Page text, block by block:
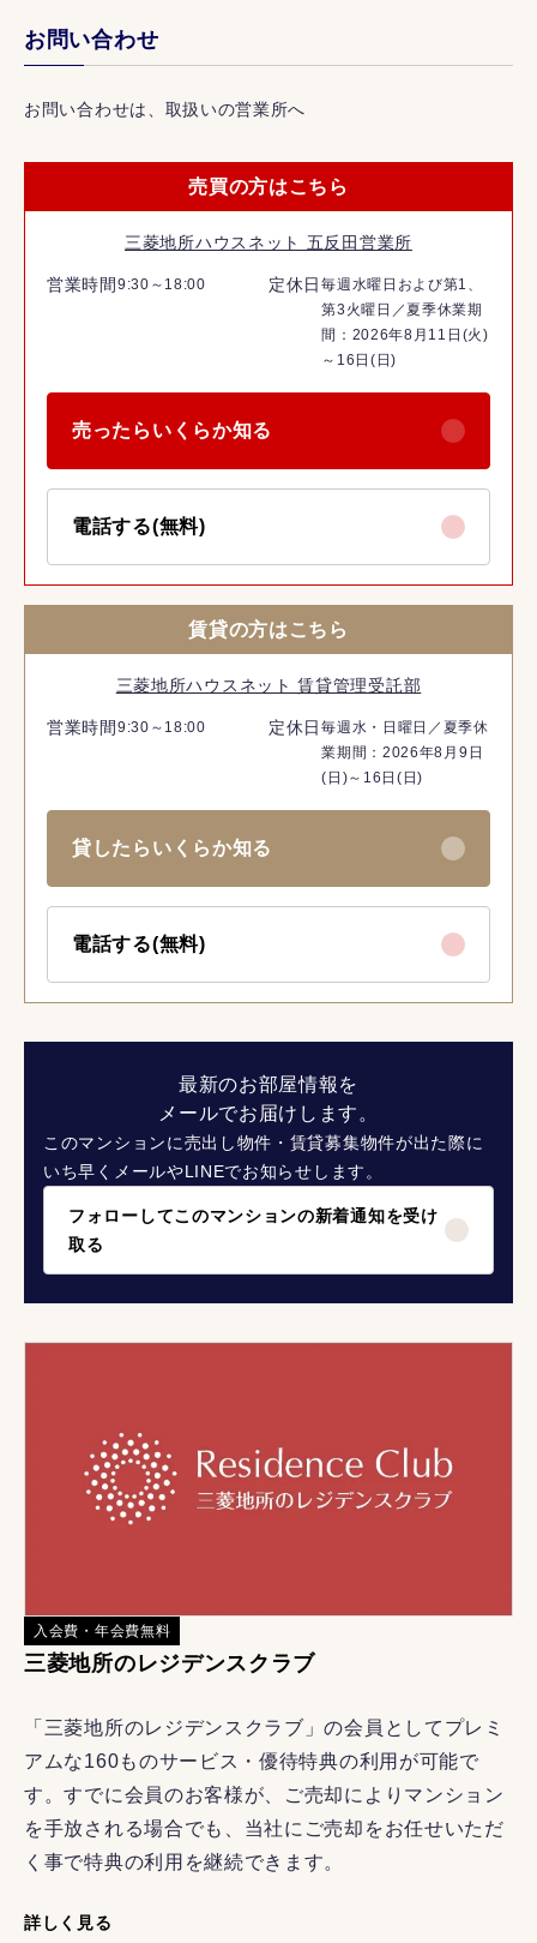
お問い合わせ
お問い合わせは、取扱いの営業所へ
売買の方はこちら
三菱地所ハウスネット 五反田営業所
営業時間9:30～18:00 定休日毎週水曜日および第1、
第3火曜日／夏季休業期
間：2026年8月11日(火)
～16日(日)
売ったらいくらか知る
電話する(無料)
賃貸の方はこちら
三菱地所ハウスネット 賃貸管理受託部
営業時間9:30～18:00 定休日毎週水・日曜日／夏季休
業期間：2026年8月9日
(日)～16日(日)
貸したらいくらか知る
電話する(無料)
最新のお部屋情報を
メールでお届けします。
このマンションに売出し物件・賃貸募集物件が出た際に
いち早くメールやLINEでお知らせします。
フォローしてこのマンションの新着通知を受け
取る
入会費・年会費無料
三菱地所のレジデンスクラブ
「三菱地所のレジデンスクラブ」の会員としてプレミ
アムな160ものサービス・優待特典の利用が可能で
す。すでに会員のお客様が、ご売却によりマンション
を手放される場合でも、当社にご売却をお任せいただ
く事で特典の利用を継続できます。
詳しく見る